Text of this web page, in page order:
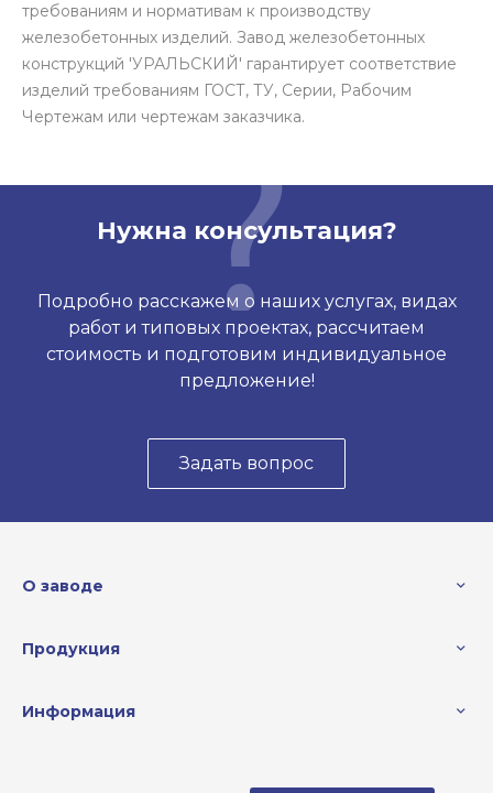
требованиям и нормативам к производству
железобетонных изделий. Завод железобетонных
конструкций 'УРАЛЬСКИЙ' гарантирует соответствие
изделий требованиям ГОСТ, ТУ, Серии, Рабочим
Чертежам или чертежам заказчика.
Нужна консультация?
Подробно расскажем о наших услугах, видах
работ и типовых проектах, рассчитаем
стоимость и подготовим индивидуальное
предложение!
Задать вопрос
О заводе
Продукция
Информация